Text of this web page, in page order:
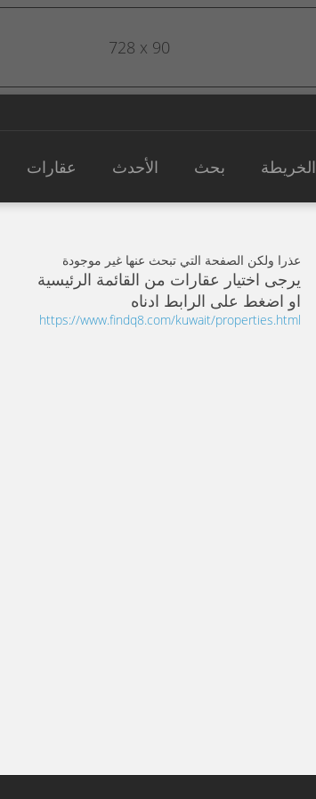
الخريطة بحث الأحدث عقارات
عذرا ولكن الصفحة التي تبحث عنها غير موجودة
يرجى اختيار عقارات من القائمة الرئيسية
او اضغط على الرابط ادناه
https://www.findq8.com/kuwait/properties.html
728 x 90